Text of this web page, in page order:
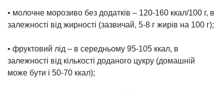
• молочне морозиво без додатків – 120-160 ккал/100 г, в
залежності від жирності (зазвичай, 5-8 г жирів на 100 г);
• фруктовий лід – в середньому 95-105 ккал, в
залежності від кількості доданого цукру (домашній
може бути і 50-70 ккал);